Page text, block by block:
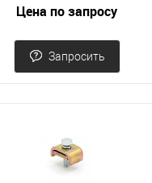
Цена по запросу
Запросить